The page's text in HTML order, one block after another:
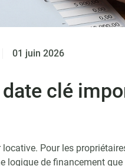
01 juin 2026
clé
Pour les
logique de financement